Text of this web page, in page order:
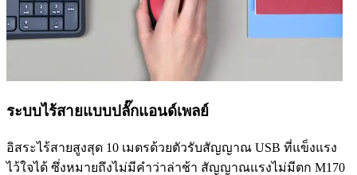
ระบบไร้สายแบบปลั๊กแอนด์เพลย์
อิสระไร้สายสูงสุด 10 เมตรด้วยตัวรับสัญญาณ USB ที่แข็งแรง
ไว้ใจได้ ซึ่งหมายถึงไม่มีคำว่าล่าช้า สัญญาณแรงไม่มีตก M170